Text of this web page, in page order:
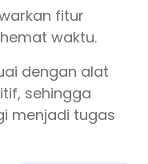
fitur
waktu.
dengan alat
sehingga
menjadi tugas